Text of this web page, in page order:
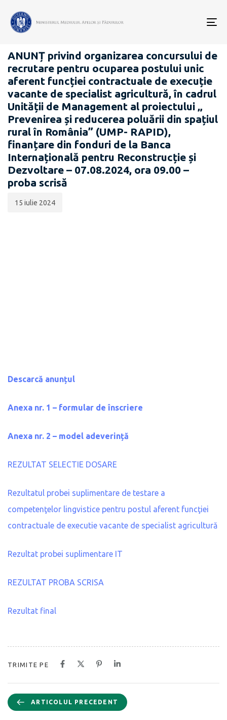
CARIERĂ
ANUNȚ privind organizarea concursului de
recrutare pentru ocuparea postului unic
aferent funcției contractuale de execuție
vacante de specialist agricultură, în cadrul
Unității de Management al proiectului „
Prevenirea și reducerea poluării din spațiul
rural în România” (UMP- RAPID),
finanțare din fonduri de la Banca
Internațională pentru Reconstrucție și
Dezvoltare – 07.08.2024, ora 09.00 –
proba scrisă
publicării:
15 iulie 2024
Descarcă anunțul
Anexa nr. 1 – formular de înscriere
Anexa nr. 2 – model adeverință
REZULTAT SELECTIE DOSARE
Rezultatul probei suplimentare de testare a
competenţelor lingvistice pentru postul aferent funcţiei
contractuale de executie vacante de specialist agricultură
Rezultat probei suplimentare IT
REZULTAT PROBA SCRISA
Rezultat final
TRIMITE PE
ARTICOLUL PRECEDENT